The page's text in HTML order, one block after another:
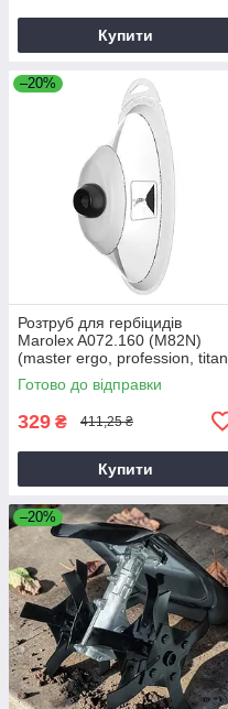
Купити
–20%
Розтруб для гербіцидів
Marolex A072.160 (M82N)
(master ergo, profession, titan,
x-line)
Готово до відправки
329 ₴ 411,25 ₴
Купити
–20%